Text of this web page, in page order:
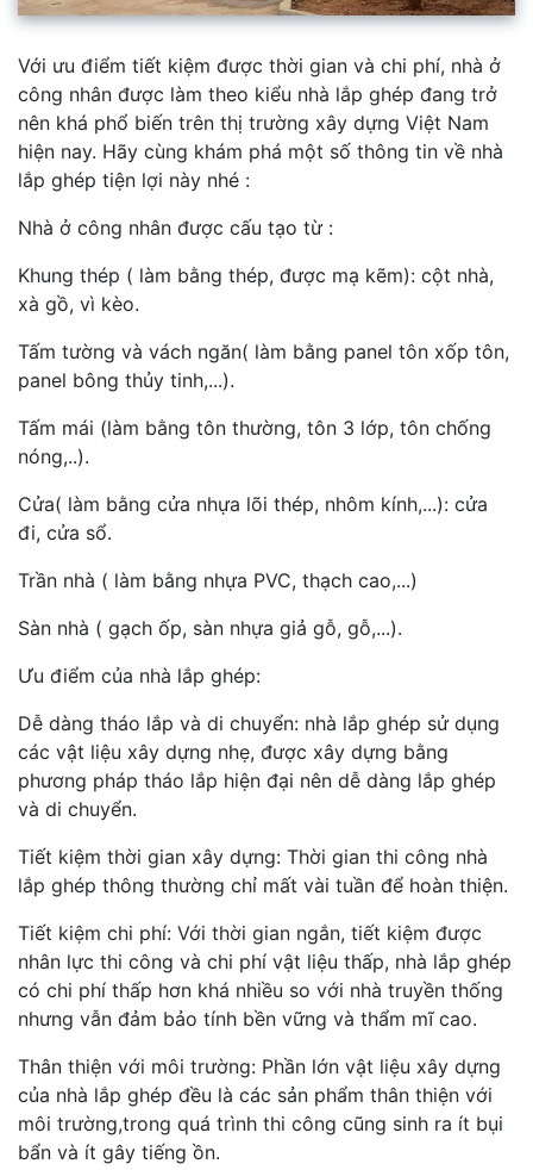
Với ưu điểm tiết kiệm được thời gian và chi phí, nhà ở
công nhân được làm theo kiểu nhà lắp ghép đang trở
nên khá phổ biến trên thị trường xây dựng Việt Nam
hiện nay. Hãy cùng khám phá một số thông tin về nhà
lắp ghép tiện lợi này nhé :
Nhà ở công nhân được cấu tạo từ :
Khung thép ( làm bằng thép, được mạ kẽm): cột nhà,
xà gồ, vì kèo.
Tấm tường và vách ngăn( làm bằng panel tôn xốp tôn,
panel bông thủy tinh,...).
Tấm mái (làm bằng tôn thường, tôn 3 lớp, tôn chống
nóng,..).
Cửa( làm bằng cửa nhựa lõi thép, nhôm kính,...): cửa
đi, cửa sổ.
Trần nhà ( làm bằng nhựa PVC, thạch cao,...)
Sàn nhà ( gạch ốp, sàn nhựa giả gỗ, gỗ,...).
Ưu điểm của nhà lắp ghép:
Dễ dàng tháo lắp và di chuyển: nhà lắp ghép sử dụng
các vật liệu xây dựng nhẹ, được xây dựng bằng
phương pháp tháo lắp hiện đại nên dễ dàng lắp ghép
và di chuyển.
Tiết kiệm thời gian xây dựng: Thời gian thi công nhà
lắp ghép thông thường chỉ mất vài tuần để hoàn thiện.
Tiết kiệm chi phí: Với thời gian ngắn, tiết kiệm được
nhân lực thi công và chi phí vật liệu thấp, nhà lắp ghép
có chi phí thấp hơn khá nhiều so với nhà truyền thống
nhưng vẫn đảm bảo tính bền vững và thẩm mĩ cao.
Thân thiện với môi trường: Phần lớn vật liệu xây dựng
của nhà lắp ghép đều là các sản phẩm thân thiện với
môi trường,trong quá trình thi công cũng sinh ra ít bụi
bẩn và ít gây tiếng ồn.